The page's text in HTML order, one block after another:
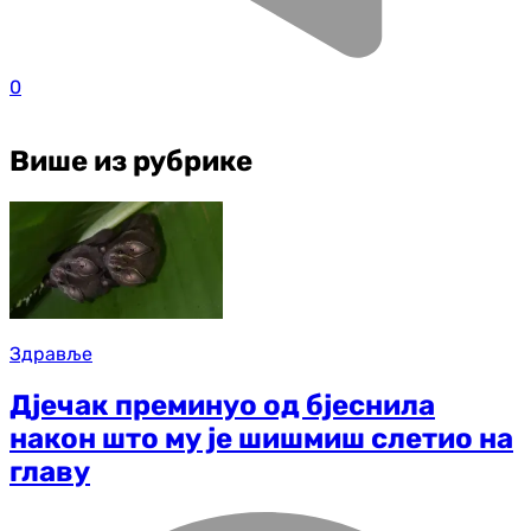
0
Више из рубрике
Здравље
Дјечак преминуо од бјеснила
након што му је шишмиш слетио на
главу